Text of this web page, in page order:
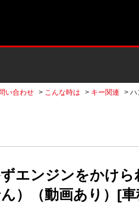
い合わせ > こんな時は > キー関連 > ハ
エンジンをかけ
）（動画あり）[